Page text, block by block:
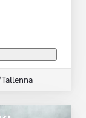
Tallenna